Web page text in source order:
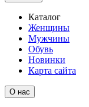
Каталог
Женщины
Мужчины
Обувь
Новинки
Карта сайта
О нас